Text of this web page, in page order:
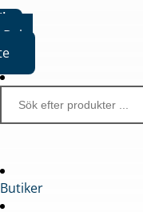
Boka
Butiker